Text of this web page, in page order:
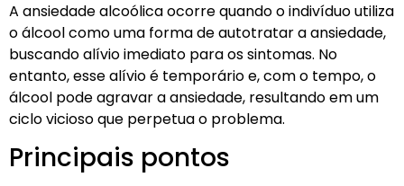
A ansiedade alcoólica ocorre quando o indivíduo utiliza
o álcool como uma forma de autotratar a ansiedade,
buscando alívio imediato para os sintomas. No
entanto, esse alívio é temporário e, com o tempo, o
álcool pode agravar a ansiedade, resultando em um
ciclo vicioso que perpetua o problema.
Principais pontos